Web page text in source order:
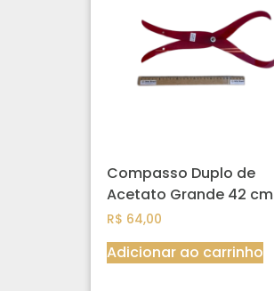
Compasso Duplo de
Acetato Grande 42 cm
R$ 64,00
Adicionar ao carrinho